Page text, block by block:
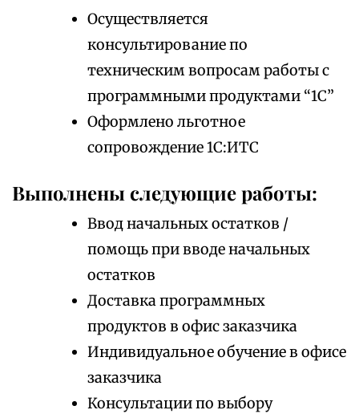
Осуществляется
консультирование по
техническим вопросам работы с
программными продуктами “1С”
Оформлено льготное
сопровождение 1С:ИТС
Выполнены следующие работы:
Ввод начальных остатков /
помощь при вводе начальных
остатков
Доставка программных
продуктов в офис заказчика
Индивидуальное обучение в офисе
заказчика
Консультации по выбору